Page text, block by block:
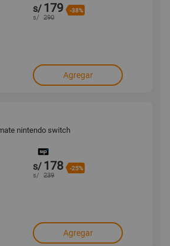
s/ 179 -38%
s/ 290
Agregar
nintendo switch
s/ 178 -25%
s/ 239
Agregar